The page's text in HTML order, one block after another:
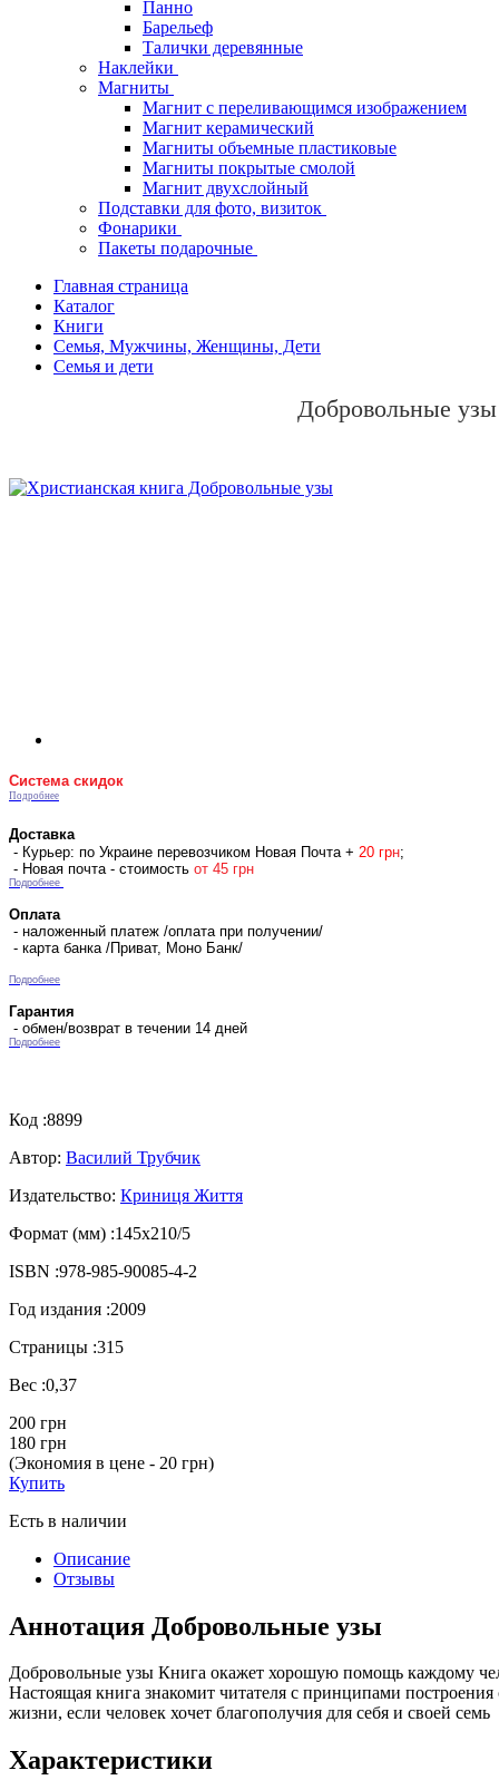
Панно
Барельеф
Талички деревянные
Наклейки
Магниты
Магнит с переливающимся изображением
Магнит керамический
Магниты объемные пластиковые
Магниты покрытые смолой
Магнит двухслойный
Подставки для фото, визиток
Фонарики
Пакеты подарочные
Главная страница
Каталог
Книги
Семья, Мужчины, Женщины, Дети
Семья и дети
Добровольные узы
Система скидок
Подробнее
Доставка
- Курьер: по Украине перевозчиком Новая Почта + 20 грн;
- Новая почта - стоимость от 45 грн
Подробнее
Оплата
- наложенный платеж /оплата при получении/
- карта банка /Приват, Моно Банк/
Подробнее
Гарантия
- обмен/возврат в течении 14 дней
Подробнее
Код :8899
Автор: Василий Трубчик
Издательство: Криниця Життя
Формат (мм) :145х210/5
ISBN :978-985-90085-4-2
Год издания :2009
Страницы :315
Вес :0,37
200 грн
180 грн
(Экономия в цене - 20 грн)
Купить
Есть в наличии
Описание
Отзывы
Аннотация Добровольные узы
Добровольные узы Книга окажет хорошую помощь каждому
Настоящая книга знакомит читателя с принципами
жизни, если человек хочет благополучия для себя и своей семь
Характеристики